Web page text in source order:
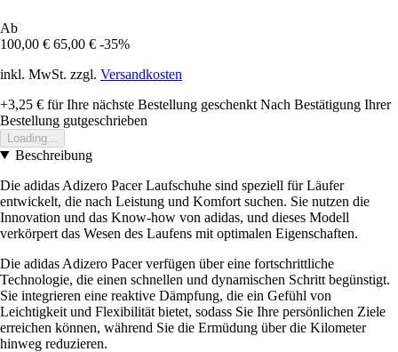
Ab
100,00 € 65,00 € -35%
inkl. MwSt. zzgl. Versandkosten
+3,25 € für Ihre nächste Bestellung geschenkt Nach Bestätigung Ihrer
Bestellung gutgeschrieben
Loading...
Beschreibung
Die adidas Adizero Pacer Laufschuhe sind speziell für Läufer
entwickelt, die nach Leistung und Komfort suchen. Sie nutzen die
Innovation und das Know-how von adidas, und dieses Modell
verkörpert das Wesen des Laufens mit optimalen Eigenschaften.
Die adidas Adizero Pacer verfügen über eine fortschrittliche
Technologie, die einen schnellen und dynamischen Schritt begünstigt.
Sie integrieren eine reaktive Dämpfung, die ein Gefühl von
Leichtigkeit und Flexibilität bietet, sodass Sie Ihre persönlichen Ziele
erreichen können, während Sie die Ermüdung über die Kilometer
hinweg reduzieren.